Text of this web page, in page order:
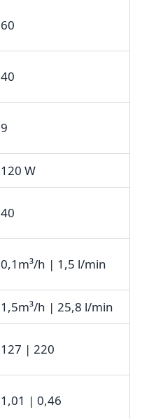
60
40
9
120 W
40
0,1m³/h | 1,5 l/min
1,5m³/h | 25,8 l/min
127 | 220
1,01 | 0,46